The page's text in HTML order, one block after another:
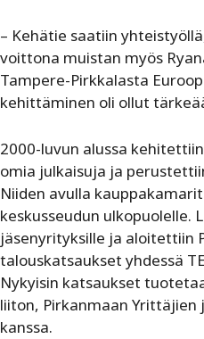
– Kehätie saatiin
voittona muistan myös
Tampere-Pirkkalasta
kehittäminen oli ollut
2000-luvun alussa
omia julkaisuja ja
Niiden avulla
keskusseudun ulkopuolelle.
jäsenyrityksille ja aloitettiin
talouskatsaukset yhdessä
Nykyisin katsaukset
liiton, Pirkanmaan Yrittäjien
kanssa.